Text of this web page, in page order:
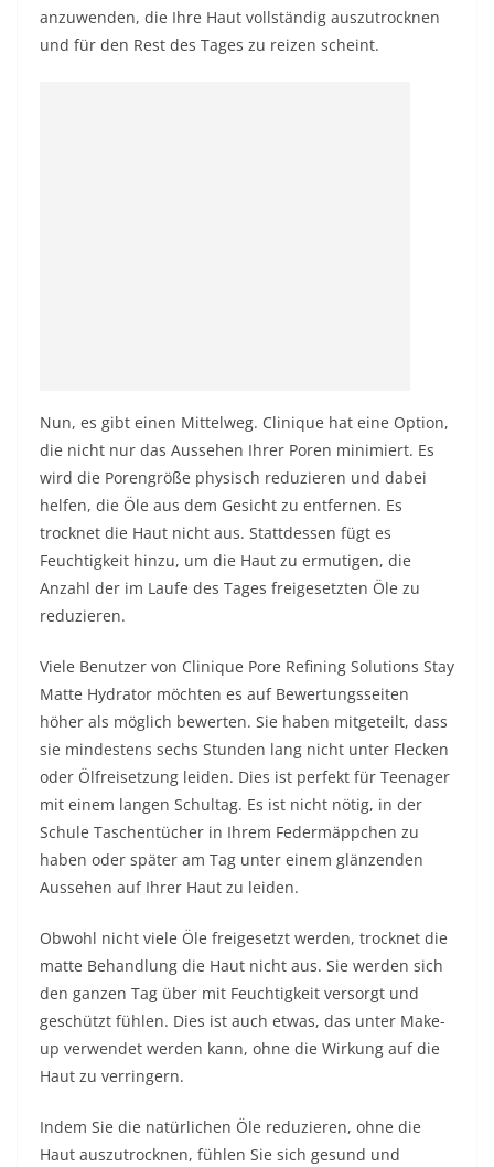
anzuwenden, die Ihre Haut vollständig auszutrocknen
und für den Rest des Tages zu reizen scheint.
Nun, es gibt einen Mittelweg. Clinique hat eine Option,
die nicht nur das Aussehen Ihrer Poren minimiert. Es
wird die Porengröße physisch reduzieren und dabei
helfen, die Öle aus dem Gesicht zu entfernen. Es
trocknet die Haut nicht aus. Stattdessen fügt es
Feuchtigkeit hinzu, um die Haut zu ermutigen, die
Anzahl der im Laufe des Tages freigesetzten Öle zu
reduzieren.
Viele Benutzer von Clinique Pore Refining Solutions Stay
Matte Hydrator möchten es auf Bewertungsseiten
höher als möglich bewerten. Sie haben mitgeteilt, dass
sie mindestens sechs Stunden lang nicht unter Flecken
oder Ölfreisetzung leiden. Dies ist perfekt für Teenager
mit einem langen Schultag. Es ist nicht nötig, in der
Schule Taschentücher in Ihrem Federmäppchen zu
haben oder später am Tag unter einem glänzenden
Aussehen auf Ihrer Haut zu leiden.
Obwohl nicht viele Öle freigesetzt werden, trocknet die
matte Behandlung die Haut nicht aus. Sie werden sich
den ganzen Tag über mit Feuchtigkeit versorgt und
geschützt fühlen. Dies ist auch etwas, das unter Make-
up verwendet werden kann, ohne die Wirkung auf die
Haut zu verringern.
Indem Sie die natürlichen Öle reduzieren, ohne die
Haut auszutrocknen, fühlen Sie sich gesund und